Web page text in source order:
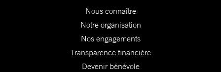
Nous connaître
Notre organisation
Nos engagements
Transparence financière
Devenir bénévole